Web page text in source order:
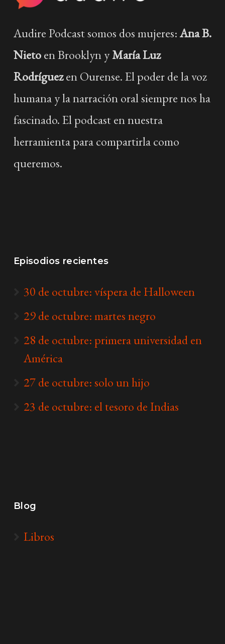
Audire Podcast somos dos mujeres:Ana B.
Nietoen Brooklyn yMaría Luz
Rodríguezen Ourense. El poder de la voz
humana y la narración oral siempre nos ha
fascinado. El podcast en nuestra
herramienta para compartirla como
queremos.
Episodios recientes
30 de octubre: víspera de Halloween
29 de octubre: martes negro
28 de octubre: primera universidad en
América
27 de octubre: solo un hijo
23 de octubre: el tesoro de Indias
Blog
Libros